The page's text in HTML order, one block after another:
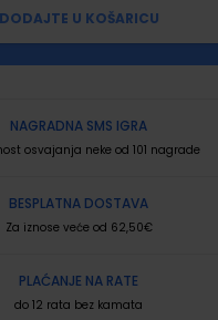
DODAJTE U KOŠARICU
NAGRADNA SMS IGRA
osvajanja neke od 101 nagrade
BESPLATNA DOSTAVA
Za iznose veće od 62,50€
PLAĆANJE NA RATE
do 12 rata bez kamata